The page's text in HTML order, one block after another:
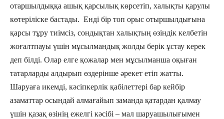
отаршылдыққа ашық қарсылық көрсетіп, халықты қарулы
көтеріліске бастады. Енді бір топ орыс отыршылдығына
қарсы тұру тиімсіз, сондықтан халықтың өзіндік келбетін
жоғалтпауы үшін мұсылмандық жолды берік ұстау керек
деп білді. Олар елге қожалар мен мұсылманша оқыған
татарларды алдырып өздерінше әрекет етіп жатты.
Шаруаға икемді, кәсіпкерлік қабілеттері бар кейбір
азаматтар осындай алмағайып заманда қатардан қалмау
үшін қазақ өзінің ежелгі кәсібі – мал шаруашылығымен